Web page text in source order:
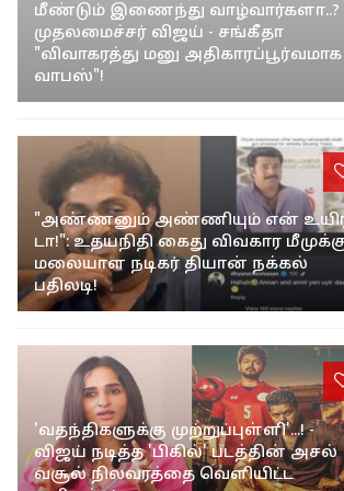
மீண்டும் இணைந்து வாழ்வார்களா..?
முதலமைச்சர் விஜய் - சங்கீதா
"விவாகரத்து மனு அதிகாரப்பூர்வமாக
"அண்ணனும் அண்ணியும் என் உயிர்
டா!": உதயநிதி கைது விவகார மீமுக்கு
மலையாள நடிகர் தியான் நக்கல்
'வதந்திகளுக்கு முற்றுப்புள்ளி'...! -